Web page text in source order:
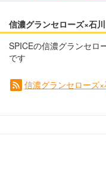
信濃グランセローズ×石
SPICEの信濃グランセロ
です
信濃グランセローズ